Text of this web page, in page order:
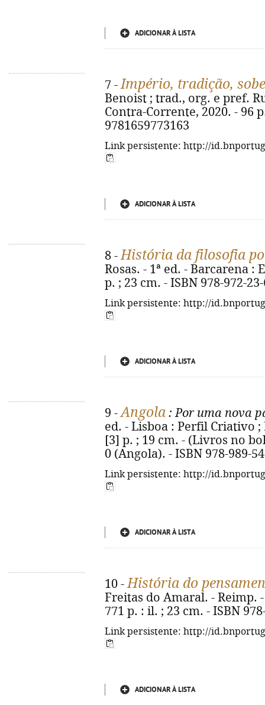
ADICIONAR À LISTA
7 -Império, tradição,
Benoist ; trad., org. e pref.
Contra-Corrente, 2020. - 96
9781659773163
Link persistente: http://
ADICIONAR À LISTA
8 -História da filosofia
Rosas. - 1ª ed. - Barcarena :
p. ; 23 cm. - ISBN 978-972-
Link persistente: http://
ADICIONAR À LISTA
9 -Angola : Por uma nova
ed. - Lisboa : Perfil Criativo ;
[3] p. ; 19 cm. - (Livros no
0 (Angola). - ISBN 978-989-
Link persistente: http://
ADICIONAR À LISTA
10 -História do
Freitas do Amaral. - Reimp.
771 p. : il. ; 23 cm. - ISBN
Link persistente: http://
ADICIONAR À LISTA